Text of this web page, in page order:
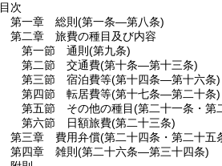
目次
第一章
総則 (第一条―第八条)
第二章
旅費の種目及び内容
第一節
通則 (第九条)
第二節
交通費(第十条―第十三条)
第三節
宿泊費等(第十四条―第十六条)
第四節
転居費等(第十七条―第二十条)
第五節
その他の種目(第二十一条・第
第六節
日額旅費(第二十三条)
第三章
費用弁償(第二十四条・第二十五
第四章
雑則 (第二十六条―第三十四条)